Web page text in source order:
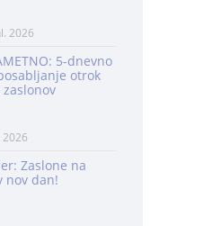
2026
5-dnevno
otrok
2026
Zaslone na
nov dan!